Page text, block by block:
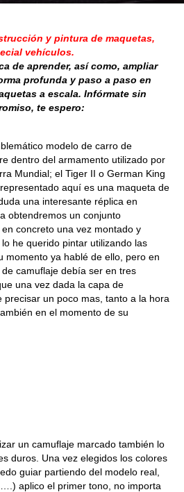
y pintura de maquetas,
vehículos.
de aprender, así como, ampliar
profunda y paso a paso en
a escala. Infórmate sin
te espero:
modelo de carro de
dentro del armamento utilizado por
Mundial; el Tiger II o German King
aquí es una maqueta de
una interesante réplica en
obtendremos un conjunto
concreto una vez montado y
he querido pintar utilizando las
momento ya hablé de ello, pero en
camuflaje debía ser en tres
una vez dada la capa de
un poco mas, tanto a la hora
en el momento de su
un camuflaje marcado también lo
duros. Una vez elegidos los colores
guiar partiendo del modelo real,
aplico el primer tono, no importa